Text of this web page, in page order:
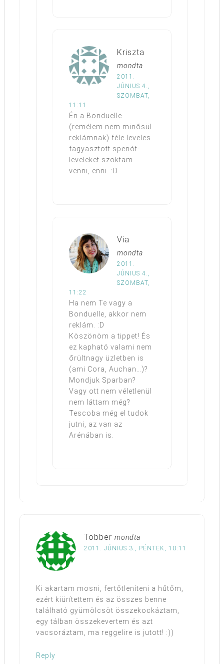
Kriszta
mondta
2011.
JÚNIUS 4.,
SZOMBAT,
11:11
Én a Bonduelle
(remélem nem minősül
reklámnak) féle leveles
fagyasztott spenót-
leveleket szoktam
venni, enni. :D
Via
mondta
2011.
JÚNIUS 4.,
SZOMBAT,
11:22
Ha nem Te vagy a
Bonduelle, akkor nem
reklám. :D
Köszönöm a tippet! És
ez kapható valami nem
őrültnagy üzletben is
(ami Cora, Auchan…)?
Mondjuk Sparban?
Vagy ott nem véletlenül
nem láttam még?
Tescoba még el tudok
jutni, az van az
Arénában is.
Tobber mondta
2011. JÚNIUS 3., PÉNTEK, 10:11
Ki akartam mosni, fertőtleníteni a hűtőm,
ezért kiürítettem és az összes benne
található gyümölcsöt összekockáztam,
egy tálban összekevertem és azt
vacsoráztam, ma reggelire is jutott! :))
Reply